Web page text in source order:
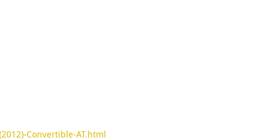
Convertible-AT.html